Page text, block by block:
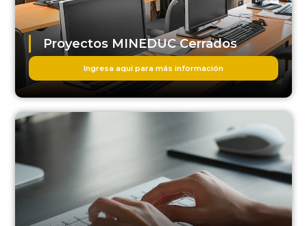
Proyectos MINEDUC Cerrados
Ingresa aquí para más información